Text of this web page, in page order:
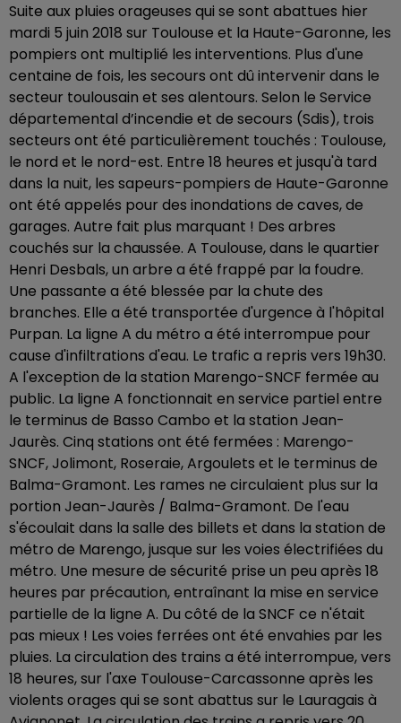
Suite aux pluies orageuses qui se sont abattues hier
mardi 5 juin 2018 sur Toulouse et la Haute-Garonne, les
pompiers ont multiplié les interventions. Plus d'une
centaine de fois, les secours ont dû intervenir dans le
secteur toulousain et ses alentours. Selon le Service
départemental d’incendie et de secours (Sdis), trois
secteurs ont été particulièrement touchés : Toulouse,
le nord et le nord-est. Entre 18 heures et jusqu'à tard
dans la nuit, les sapeurs-pompiers de Haute-Garonne
ont été appelés pour des inondations de caves, de
garages. Autre fait plus marquant ! Des arbres
couchés sur la chaussée. A Toulouse, dans le quartier
Henri Desbals, un arbre a été frappé par la foudre.
Une passante a été blessée par la chute des
branches. Elle a été transportée d'urgence à l'hôpital
Purpan. La ligne A du métro a été interrompue pour
cause d'infiltrations d'eau. Le trafic a repris vers 19h30.
A l'exception de la station Marengo-SNCF fermée au
public. La ligne A fonctionnait en service partiel entre
le terminus de Basso Cambo et la station Jean-
Jaurès. Cinq stations ont été fermées : Marengo-
SNCF, Jolimont, Roseraie, Argoulets et le terminus de
Balma-Gramont. Les rames ne circulaient plus sur la
portion Jean-Jaurès / Balma-Gramont. De l'eau
s'écoulait dans la salle des billets et dans la station de
métro de Marengo, jusque sur les voies électrifiées du
métro. Une mesure de sécurité prise un peu après 18
heures par précaution, entraînant la mise en service
partielle de la ligne A. Du côté de la SNCF ce n'était
pas mieux ! Les voies ferrées ont été envahies par les
pluies. La circulation des trains a été interrompue, vers
18 heures, sur l'axe Toulouse-Carcassonne après les
violents orages qui se sont abattus sur le Lauragais à